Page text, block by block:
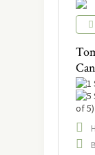
of 5)